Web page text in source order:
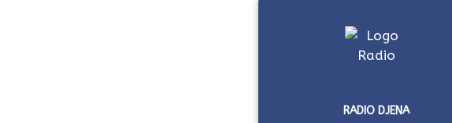
RADIO DJENA